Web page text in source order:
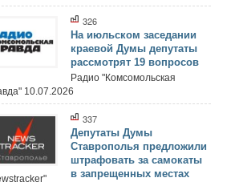
326
На июльском заседании
краевой Думы депутаты
рассмотрят 19 вопросов
Радио "Комсомольская
10.07.2026
337
Депутаты Думы
Ставрополья предложили
штрафовать за самокаты
в запрещенных местах